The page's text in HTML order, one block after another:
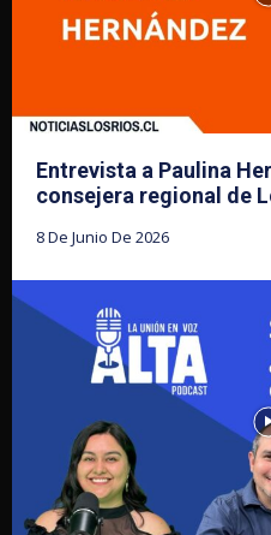
Entrevista a Paulina
consejera regional de
8 De Junio De 2026